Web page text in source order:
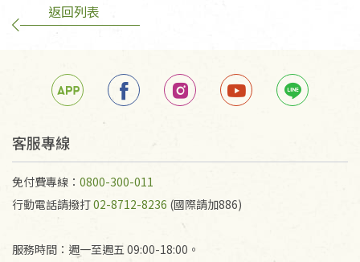
返回列表
客服專線
免付費專線： 0800-300-011
行動電話請撥打02-8712-8236 (國際請加886)
服務時間：週一至週五 09:00-18:00。